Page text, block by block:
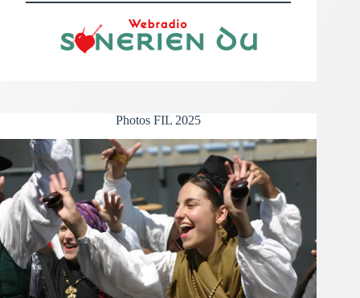
Photos FIL 2025